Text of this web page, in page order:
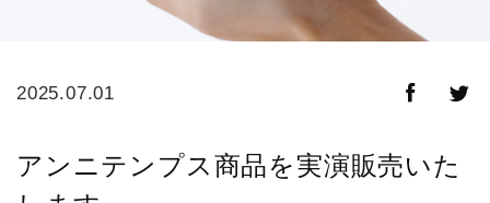
2025.07.01
アンニテンプス商品を実演販売いた